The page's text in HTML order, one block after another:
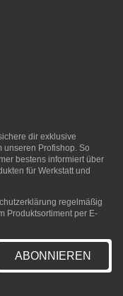
dir exklusive
unseren Profishop. So
bestens informiert über
für Werkstatt und
regelmäßig
Produktsortiment per E-
ABONNIEREN